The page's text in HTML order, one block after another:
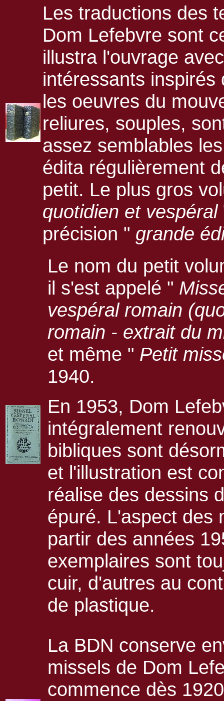
Les traductions des
Dom Lefebvre sont
illustra l'ouvrage
intéressants
les oeuvres du
reliures, souples,
assez semblables
édita régulièrement
petit. Le plus gros
quotidien et vespéral
précision " grande
Le nom du petit
il s'est appelé "
vespéral romain
romain - extrait du
et même " Petit
1940.
En 1953, Dom
intégralement
bibliques sont
et l'illustration est
réalise des dessins
épuré. L'aspect des
partir des années
exemplaires sont
cuir, d'autres au
de plastique.
La BDN conserve
missels de Dom
commence dès